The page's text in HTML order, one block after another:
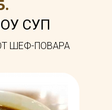
СУП
ШЕФ-ПОВАРА